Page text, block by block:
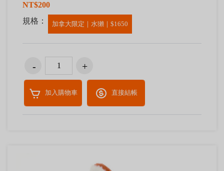
NT$200
規格：
加拿大限定｜水獺｜$1650
加入購物車 直接結帳